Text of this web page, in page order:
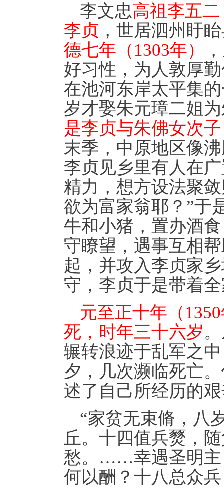
李文忠高祖李五
李贞 ，世居泗州盱
德七年（1303年）
好习性，为人敦厚
在池河东岸太平集
岁才娶朱元璋二姐
是李贞与朱佛女次子
末季，中原地区像
李贞见乡里有人在
精力，想方设法聚
欲为富家翁耶？”于
牛和小猪，置办酒
守瞭望，遇事互相
起，并攻入李贞家
守，李贞于是带着
元至正十年（
死，时年三十六岁
辗转浪迹于乱军之
夕，几次濒临死亡
述了自己所经历的
“家贫无束脩，八
丘。十四值兵燹，
愁。……幸遇圣明主
何以酬？十八总众